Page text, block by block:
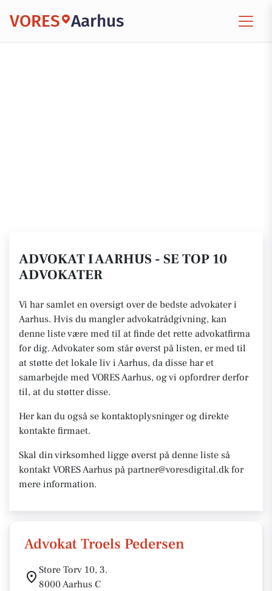
VORES Aarhus
ADVOKAT I AARHUS - SE TOP 10
ADVOKATER
Vi har samlet en oversigt over de bedste advokater i
Aarhus. Hvis du mangler advokatrådgivning, kan
denne liste være med til at finde det rette advokatfirma
for dig. Advokater som står øverst på listen, er med til
at støtte det lokale liv i Aarhus, da disse har et
samarbejde med VORES Aarhus, og vi opfordrer derfor
til, at du støtter disse.
Her kan du også se kontaktoplysninger og direkte
kontakte firmaet.
Skal din virksomhed ligge øverst på denne liste så
kontakt VORES Aarhus på partner@voresdigital.dk for
mere information.
Advokat Troels Pedersen
Store Torv 10, 3.
8000 Aarhus C